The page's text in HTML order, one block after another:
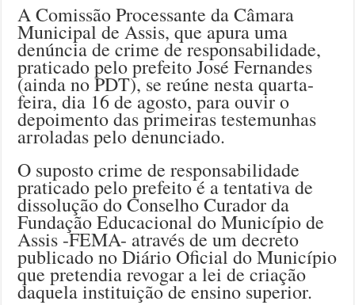
A Comissão Processante da Câmara
Municipal de Assis, que apura uma
denúncia de crime de responsabilidade,
praticado pelo prefeito José Fernandes
(ainda no PDT), se reúne nesta quarta-
feira, dia 16 de agosto, para ouvir o
depoimento das primeiras testemunhas
arroladas pelo denunciado.
O suposto crime de responsabilidade
praticado pelo prefeito é a tentativa de
dissolução do Conselho Curador da
Fundação Educacional do Município de
Assis -FEMA- através de um decreto
publicado no Diário Oficial do Município
que pretendia revogar a lei de criação
daquela instituição de ensino superior.